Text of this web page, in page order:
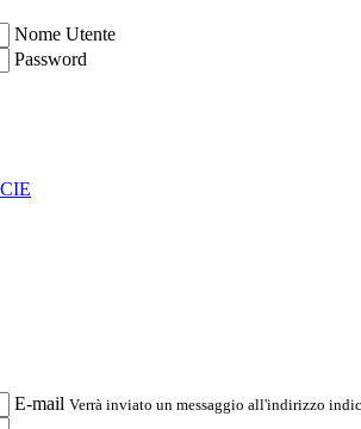
Nome Utente
Password
E-mail Verrà inviato un messaggio all'indirizzo